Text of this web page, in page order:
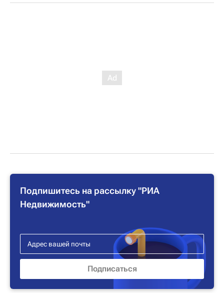
Подпишитесь на рассылку "РИА
Недвижимость"